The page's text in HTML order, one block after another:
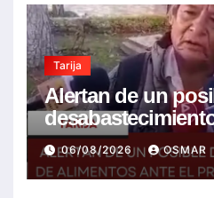
Tarija
Alertan de un
ante el problema
encarecimiento
agrícolas
06/08/2026 OSMAR